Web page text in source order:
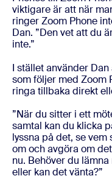
viktigare är att när
ringer Zoom Phone
Dan. ”Den vet att du
inte.”
I stället använder
som följer med Zoom
ringa tillbaka direkt
”När du sitter i ett
samtal kan du klicka
lyssna på det, se
om och avgöra om
nu. Behöver du
eller kan det vänta?”